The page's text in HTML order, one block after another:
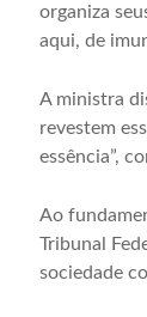
organiza
aqui, de
A ministra
revestem
essência”,
Ao
Tribunal
sociedade